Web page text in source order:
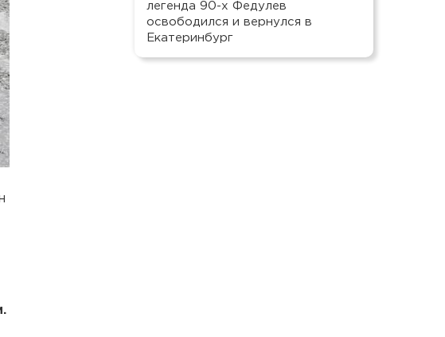
легенда 90-х Федулев
освободился и вернулся в
Екатеринбург